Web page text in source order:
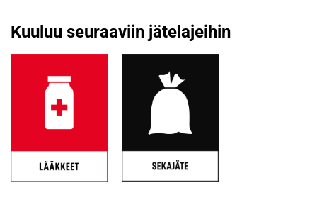
Kuuluu seuraaviin jätelajeihin